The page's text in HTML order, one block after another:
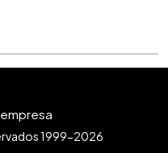
1999-2026